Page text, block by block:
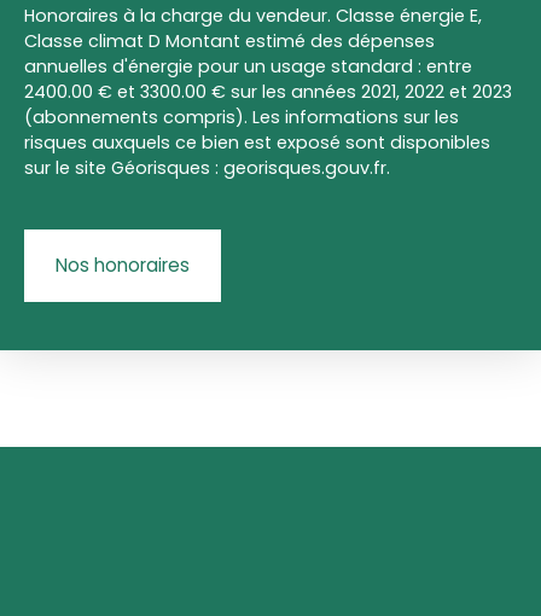
Honoraires à la charge du vendeur. Classe énergie E,
Classe climat D Montant estimé des dépenses
annuelles d'énergie pour un usage standard : entre
2400.00 € et 3300.00 € sur les années 2021, 2022 et 2023
(abonnements compris). Les informations sur les
risques auxquels ce bien est exposé sont disponibles
sur le site Géorisques : georisques.gouv.fr.
Nos honoraires